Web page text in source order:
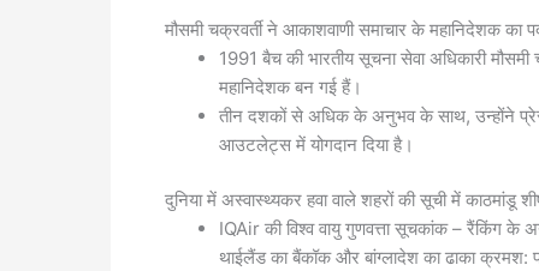
मौसमी चक्रवर्ती ने आकाशवाणी समाचार के महानिदेशक का
1991 बैच की भारतीय सूचना सेवा अधिकारी मौसमी
महानिदेशक बन गई हैं।
तीन दशकों से अधिक के अनुभव के साथ, उन्होंने प्रेस
आउटलेट्स में योगदान दिया है।
दुनिया में अस्वास्थ्यकर हवा वाले शहरों की सूची में काठमांडू
IQAir की विश्व वायु गुणवत्ता सूचकांक – रैंकिंग के
थाईलैंड का बैंकॉक और बांग्लादेश का ढाका